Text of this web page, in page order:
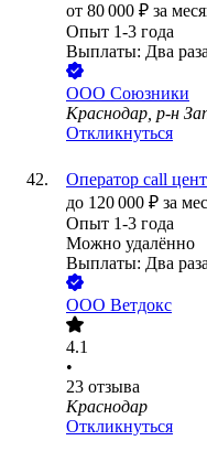
от 80 000 ₽ за
Опыт 1-3 года
Выплаты: Два
ООО Союзники
Краснодар, р-н
Откликнуться
Оператор call
до 120 000 ₽ за
Опыт 1-3 года
Можно удалённо
Выплаты: Два
ООО Ветдокс
4.1
•
23 отзыва
Краснодар
Откликнуться